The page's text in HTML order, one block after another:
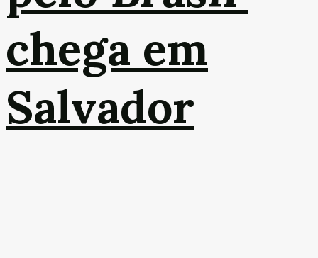
chega em
Salvador